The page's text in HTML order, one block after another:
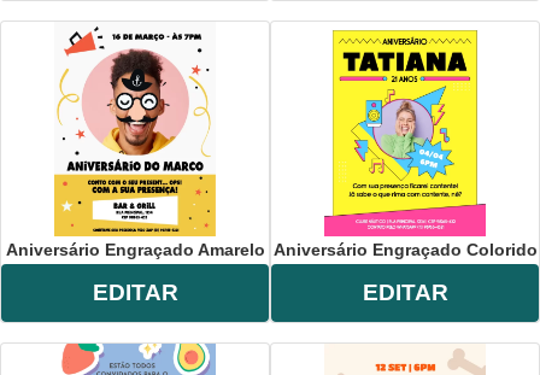
Aniversário Engraçado Amarelo
EDITAR
Aniversário Engraçado Colorido
EDITAR